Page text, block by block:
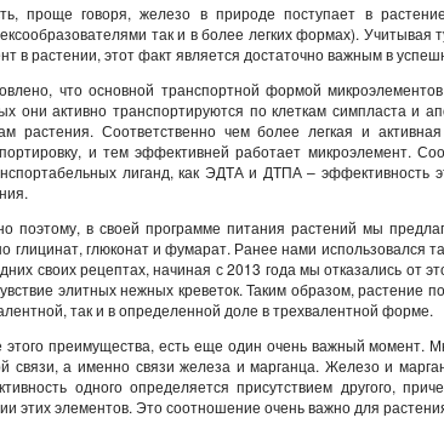
проще говоря, железо в природе поступает в
так и в более легких формах).
в растении, этот факт является достаточно важным в
что основной транспортной формой
они активно транспортируются по клеткам симпласта и
растения. Соответственно чем более легкая и
и тем эффективней работает микроэлемент.
лиганд, как ЭДТА и ДТПА – эффективность
поэтому, в своей программе питания растений мы
глицинат, глюконат и фумарат. Ранее нами использовался
своих рецептах, начиная с 2013 года мы отказались от
элитных нежных креветок. Таким образом, растение
так и в определенной доле в трехвалентной форме.
этого преимущества, есть еще один очень важный момент.
связи, а именно связи железа и марганца. Железо и
одного определяется присутствием другого,
этих элементов. Это соотношение очень важно для